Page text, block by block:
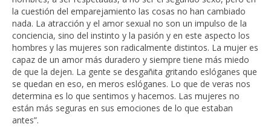
la cuestión del emparejamiento las cosas no han cambiado
nada. La atracción y el amor sexual no son un impulso de la
conciencia, sino del instinto y la pasión y en este aspecto los
hombres y las mujeres son radicalmente distintos. La mujer es
capaz de un amor más duradero y siempre tiene más miedo
de que la dejen. La gente se desgañita gritando eslóganes que
se quedan en eso, en meros eslóganes. Lo que de veras nos
determina es lo que sentimos y hacemos. Las mujeres no
están más seguras en sus emociones de lo que estaban
antes”.